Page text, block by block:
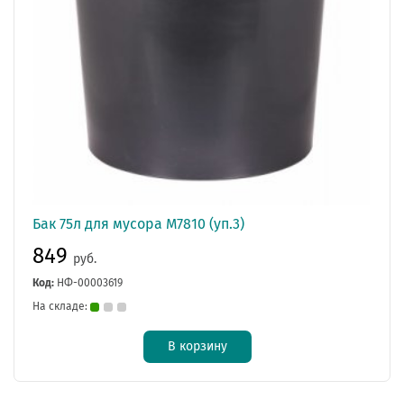
Бак 75л для мусора М7810 (уп.3)
849 руб.
Код: НФ-00003619
На складе:
В корзину